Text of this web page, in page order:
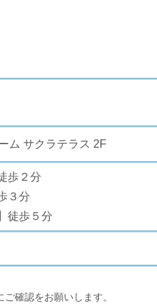
ム サクラテラス 2F
歩２分
３分
徒歩５分
確認をお願いします。